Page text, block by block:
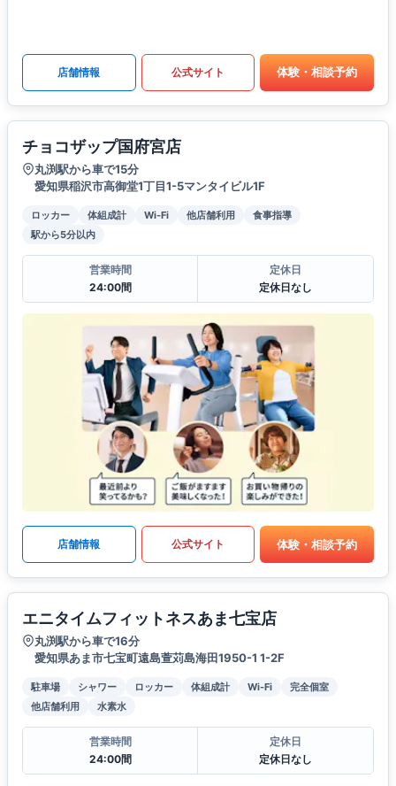
店舗情報 公式サイト 体験・相談予約
チョコザップ国府宮店
丸渕駅から車で15分
愛知県稲沢市高御堂1丁目1-5マンタイビル1F
ロッカー 体組成計 Wi-Fi 他店舗利用
食事指導
駅から5分以内
営業時間
24:00間
定休日
定休日なし
店舗情報 公式サイト 体験・相談予約
エニタイムフィットネスあま七宝店
丸渕駅から車で16分
愛知県あま市七宝町遠島萱苅島海田1950-1 1-2F
駐車場 シャワー ロッカー 体組成計 Wi-Fi
完全個室
他店舗利用
水素水
営業時間
24:00間
定休日
定休日なし